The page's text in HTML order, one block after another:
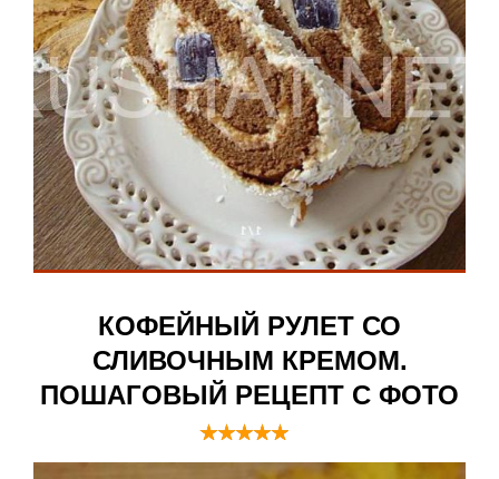
КОФЕЙНЫЙ РУЛЕТ СО
СЛИВОЧНЫМ КРЕМОМ.
ПОШАГОВЫЙ РЕЦЕПТ С ФОТО